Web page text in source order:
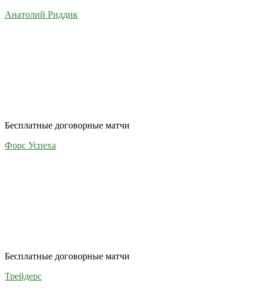
Анатолий Риддик
Бесплатные договорные матчи
Форс Успеха
Бесплатные договорные матчи
Трейдерс